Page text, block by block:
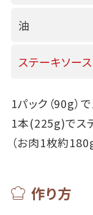
油
ステーキソース
1パック（90g）
1本(225g)でス
（お肉1枚約
作り方